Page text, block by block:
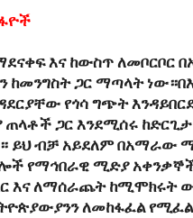
እና ከውስጥ ለመቦርቦር
ከመንግስት ጋር ማጣላት
የጎሳ ግጭት
ጠላቶች ጋር እንደሚሰሩ
ይህ ብቻ አይደለም በአማራው
የማኅበራዊ ሚድያ
እና ለማሰራጨት ከሚሞክሩት
ለመከፋፈል